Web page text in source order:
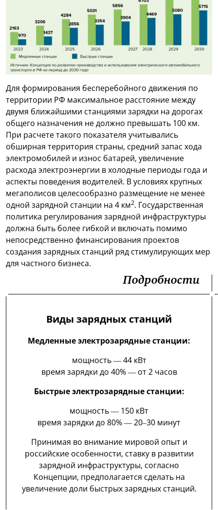
Для формирования бесперебойного движения по
территории РФ максимальное расстояние между
двумя ближайшими станциями зарядки на дорогах
общего назначения не должно превышать 100 км.
При расчете такого показателя учитывались
обширная территория страны, средний запас хода
электромобилей и износ батарей, увеличение
расхода электроэнергии в холодные периоды года и
аспекты поведения водителей. В условиях крупных
мегаполисов целесообразно размещение не менее
одной зарядной станции на 4 км2. Государственная
политика регулирования зарядной инфраструктуры
должна быть более гибкой и включать помимо
непосредственно финансирования проектов
создания зарядных станций ряд стимулирующих мер
для частного бизнеса.
Виды зарядных станций
Медленные электрозарядные станции:
мощность — 44 кВт
время зарядки до 40% — от 2 часов
Быстрые электрозарядные станции:
мощность — 150 кВт
время зарядки до 80% — 20–30 минут
Принимая во внимание мировой опыт и
российские особенности, ставку в развитии
зарядной инфраструктуры, согласно
Концепции, предполагается сделать на
увеличение доли быстрых зарядных станций.
Подробности